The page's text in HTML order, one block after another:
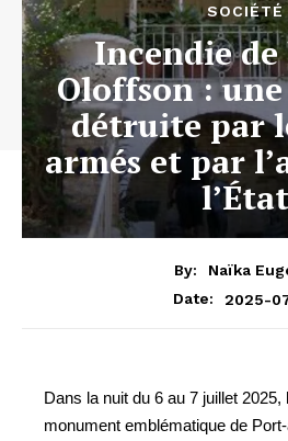
SOCIÉTÉ
Incendie de
Oloffson :
détruite par
armés et par
l’État
By:
Naïka
Date:
2025-
Dans la nuit du 6 au 7 juillet 2025,
monument emblématique de